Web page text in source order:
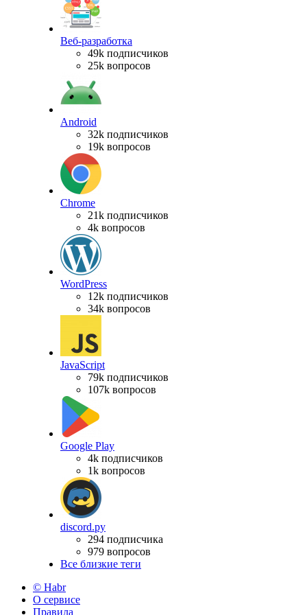
Веб-разработка
49k подписчиков
25k вопросов
Android
32k подписчиков
19k вопросов
Chrome
21k подписчиков
4k вопросов
WordPress
12k подписчиков
34k вопросов
JavaScript
79k подписчиков
107k вопросов
Google Play
4k подписчиков
1k вопросов
discord.py
294 подписчика
979 вопросов
Все близкие теги
© Habr
О сервисе
Правила